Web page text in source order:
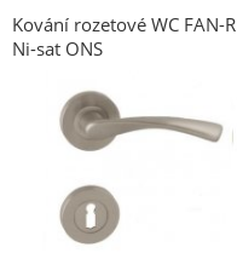
Kování rozetové WC FAN-R
Ni-sat ONS